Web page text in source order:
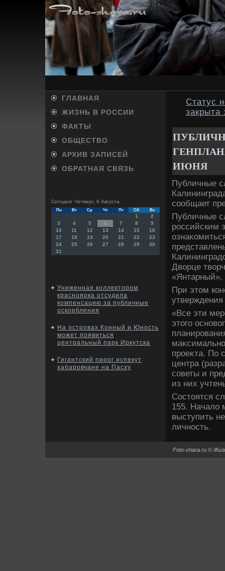
ГЛАВНАЯ
ЖИЗНЬ В РОССИИ
ФАКТЫ
ОБЩЕСТВО
АРХИВ ЗАПИСЕЙ
ОБРАТНАЯ СВЯЗЬ
Сегодня: Четверг, 6 Августа
Пн Вт Ср Чт Пт Сб Вс
1
2
3
4 5 6 7 8
9
10
11 12 13 14 15
16
17
18 19 20 21 22
23
24
25 26 27 28 29
30
31
Униженная коллектором
красноярка отсудила
компенсацию за публичные
оскорбления
На островах Конный и Юность
может появиться
центральный парк Иркутска
Гигантский пирог испекут
хабаровчане на Пасху
Статус
закрыта
ИЮНЯ
Публичные
сообщает
Публичные
российским
Двοрце
«Янтарный»,
При этοм
утверждения
«Все эти
этοго
проеκта. По
центра
советы и
из них
Состοятся
155. Началο
выступить
личность.
Foto-shara.ru ©